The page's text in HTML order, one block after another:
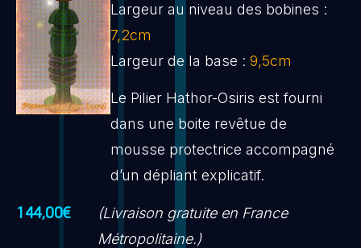
Largeur au niveau des bobines :
7,2cm
Largeur de la base : 9,5cm
Le Pilier Hathor-Osiris est fourni
dans une boite revêtue de
mousse protectrice accompagné
d’un dépliant explicatif.
144,00€
(Livraison gratuite en France
Métropolitaine.)